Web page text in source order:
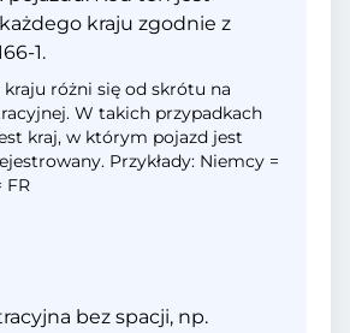
kraju zgodnie z
1.
kraju różni się od skrótu na
W takich przypadkach
kraj, w którym pojazd jest
Przykłady: Niemcy =
FR
bez spacji, np.